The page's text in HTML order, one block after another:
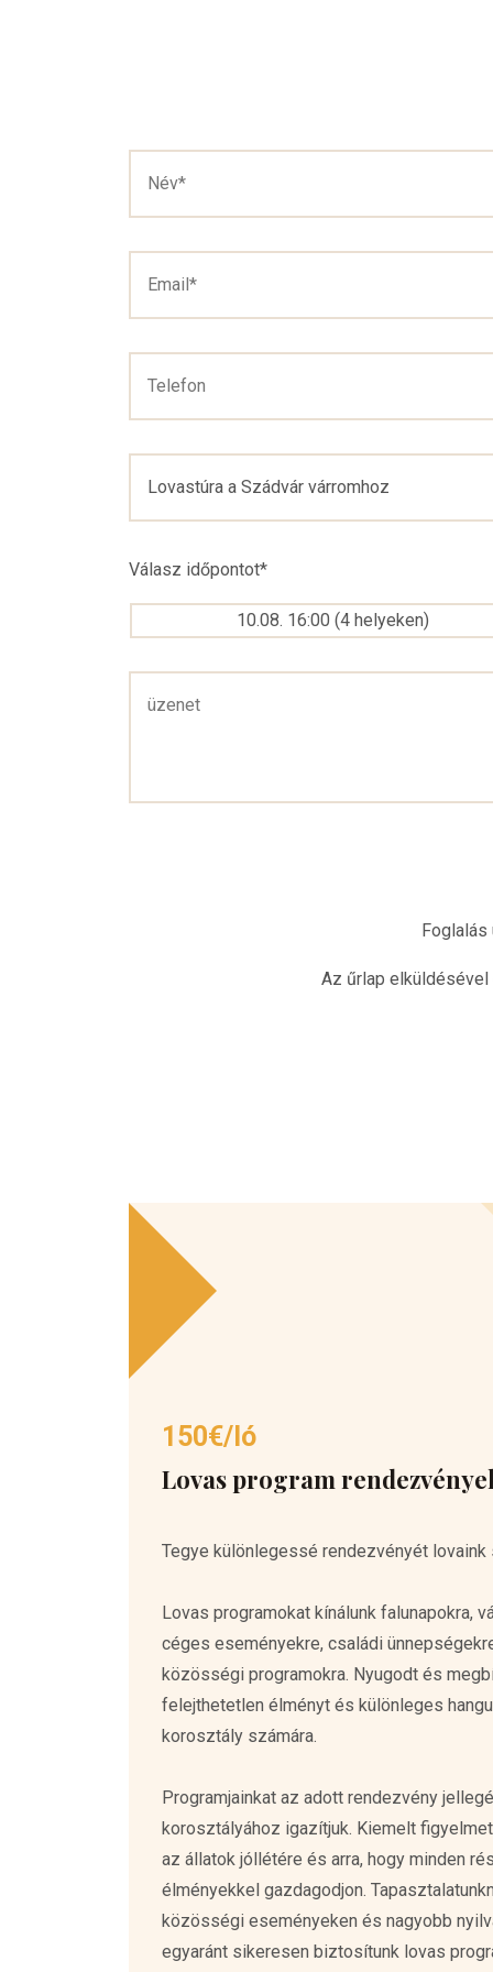
Válasz időpontot*
10.08. 16:00 (4 helyeken)
Az űrlap
150€/ló
Lovas program
Tegye különlegessé rendezvényét
Lovas programokat kínálunk falunapokra,
céges eseményekre, családi
közösségi programokra. Nyugodt és
felejthetetlen élményt és különleges
korosztály számára.
Programjainkat az adott rendezvény
korosztályához igazítjuk. Kiemelt
az állatok jóllétére és arra, hogy minden
élményekkel gazdagodjon.
közösségi eseményeken és nagyobb
egyaránt sikeresen biztosítunk lovas